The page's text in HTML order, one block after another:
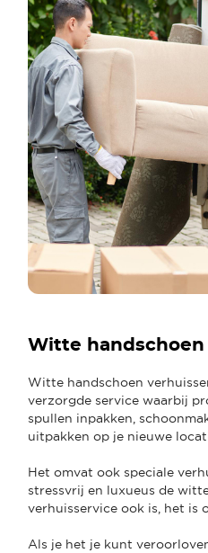
Witte handschoen
Witte handschoen
verzorgde service waarbij
spullen inpakken,
uitpakken op je nieuwe
Het omvat ook speciale
stressvrij en luxueus de
verhuisservice ook is, het is
Als je het je kunt